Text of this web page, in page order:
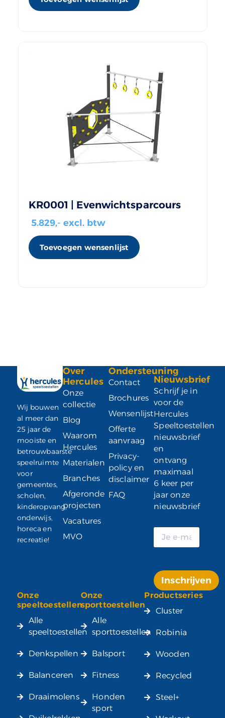
KR0001 | Evenwichtsparcours
5.829,- excl. btw
Toevoegen wensenlijst
Wij bouwen
al meer dan
25 jaar de
mooiste en
betrouwbaarste
speelruimte
voor
gemeentes,
scholen,
kinderopvang,
onderwijs,
horeca en
recreatie!
Over
Hercules
Onze
collectie
Blog
Waarom
Hercules
Materialen
Branches
Afgeronde
projecten
Vacatures
MVO
Ondersteuning
Contact
Brochures
Wensenlijst
Offerte
aanvraag
Privacy-
policy en
disclaimer
FAQ
Nieuwsbrief
Schrijf je in
voor de
Hercules
Speeltoestellen
nieuwsbrief
en
ontvang
maximaal
6 keer per
jaar onze
nieuwsbrief
Inschrijven
Alternative:
Onze
speeltoestellen
Alle
speeltoestellen
Denkspellen
Balanceren
Draaimolens
Onze
sporttoestellen
Alle
sporttoestellen
Balsport
Fitness
Honden
sport
Productseries
Cluster
Robinia
Wooden
Recycled
Steel+